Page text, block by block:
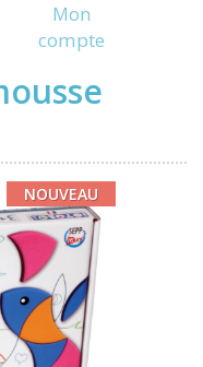
Mon
compte
NOUVEAU